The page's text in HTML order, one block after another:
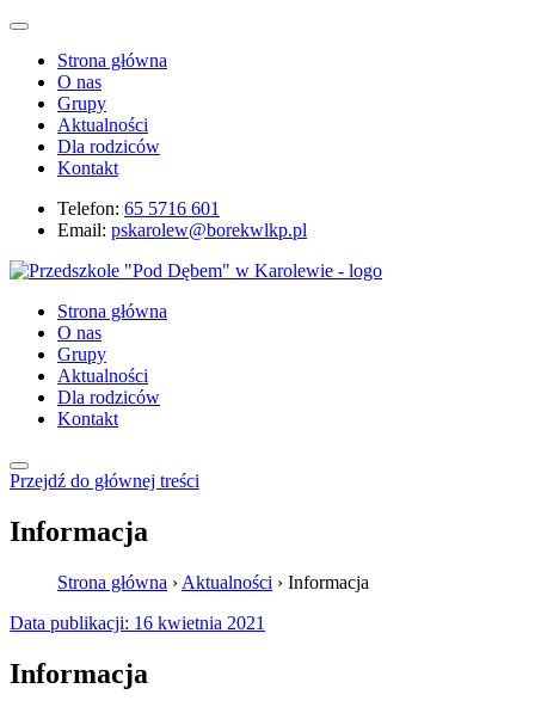
Strona główna
O nas
Grupy
Aktualności
Dla rodziców
Kontakt
Telefon: 65 5716 601
Email: pskarolew@borekwlkp.pl
Strona główna
O nas
Grupy
Aktualności
Dla rodziców
Kontakt
Przejdź do głównej treści
Informacja
Strona główna › Aktualności › Informacja
Data publikacji: 16 kwietnia 2021
Informacja